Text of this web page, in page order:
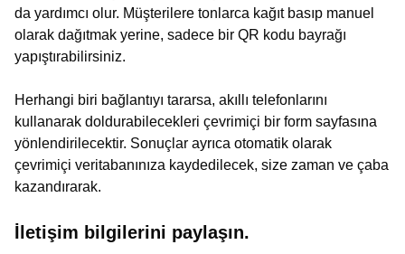
da yardımcı olur. Müşterilere tonlarca kağıt basıp manuel
olarak dağıtmak yerine, sadece bir QR kodu bayrağı
yapıştırabilirsiniz.
Herhangi biri bağlantıyı tararsa, akıllı telefonlarını
kullanarak doldurabilecekleri çevrimiçi bir form sayfasına
yönlendirilecektir. Sonuçlar ayrıca otomatik olarak
çevrimiçi veritabanınıza kaydedilecek, size zaman ve çaba
kazandırarak.
İletişim bilgilerini paylaşın.